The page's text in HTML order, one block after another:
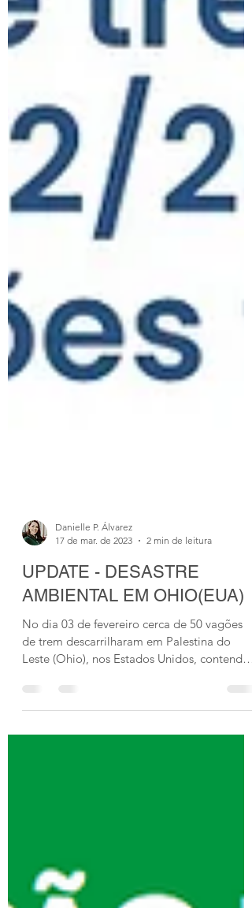
Danielle P. Álvarez
17 de mar. de 2023
2 min de leitura
UPDATE - DESASTRE
AMBIENTAL EM OHIO(EUA)
No dia 03 de fevereiro cerca de 50 vagões
diferentes...